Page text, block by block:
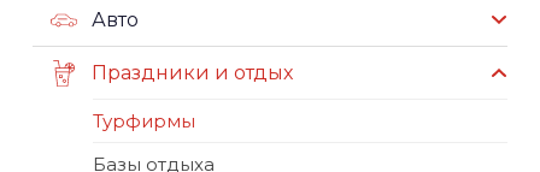
Авто
Праздники и отдых
Турфирмы
Базы отдыха